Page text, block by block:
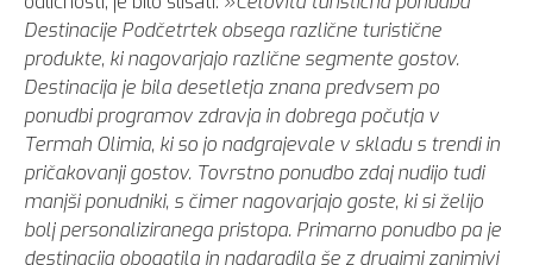
Destinacije Podčetrtek obsega različne turistične
produkte, ki nagovarjajo različne segmente gostov.
Destinacija je bila desetletja znana predvsem po
ponudbi programov zdravja in dobrega počutja v
Termah Olimia, ki so jo nadgrajevale v skladu s trendi in
pričakovanji gostov. Tovrstno ponudbo zdaj nudijo tudi
manjši ponudniki, s čimer nagovarjajo goste, ki si želijo
bolj personaliziranega pristopa. Primarno ponudbo pa je
destinacija obogatila in nadgradila še z drugimi zanimivi